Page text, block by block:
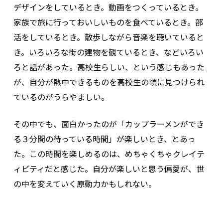
デザインをしているとき。動画をつくっているとき。
家族で旅に行っておいしいものを食べているとき。部
活をしているとき。散歩しながら音楽を聴いていると
き。いろいろな街の建物を観ているとき、などいろい
ろと話があった。高校生らしい、という感じもあった
が、自分が熱中できるものを高校生の頃に見つけられ
ているのがうらやましい。
その中でも、面白かったのが「カップラーメンができ
る３分間の待っている時間」が楽しいとき、とあっ
た。この時間を楽しめるのは、めちゃくちゃクレイテ
ィビティだと感じた。自分が楽しいと思う偏愛が、世
の中を変えていく原動力かもしれない。